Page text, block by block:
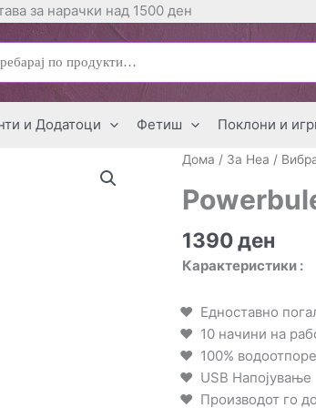
за нарачки над 1500 ден
и Додатоци Фетиш Поклони и
Дома / За Неа /
1390ден
Карактеристики :
Едноставно
10 начини на
100%
USB Напојување
Производот го